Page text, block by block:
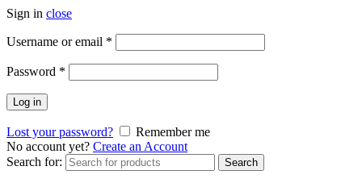
Sign in close
Username or email *
Password *
Log in
Lost your password?
Remember me
No account yet? Create an Account
Search for:
Search